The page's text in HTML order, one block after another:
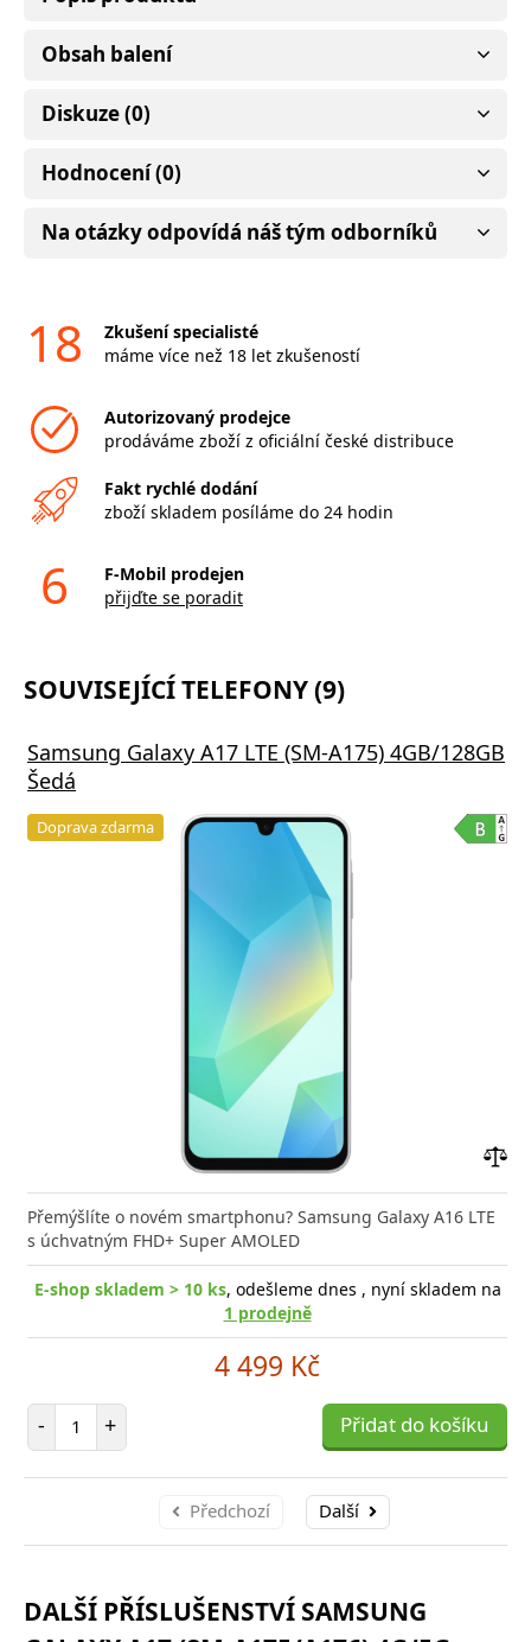
Obsah balení
Diskuze (0)
Hodnocení (0)
Na otázky odpovídá náš tým odborníků
18
Zkušení specialisté
máme více než 18 let zkušeností
Autorizovaný prodejce
prodáváme zboží z oficiální české distribuce
Fakt rychlé dodání
zboží skladem posíláme do 24 hodin
6
F-Mobil prodejen
přijďte se poradit
SOUVISEJÍCÍ TELEFONY (9)
Samsung Galaxy A17 LTE (SM-A175) 4GB/128GB
Šedá
Doprava zdarma
Přemýšlíte o novém smartphonu? Samsung Galaxy A16 LTE
s úchvatným FHD+ Super AMOLED
E-shop skladem > 10 ks, odešleme dnes , nyní skladem na
1 prodejně
4 499 Kč
- Počet položek
+ Přidat do košíku
Předchozí Další
DALŠÍ PŘÍSLUŠENSTVÍ SAMSUNG